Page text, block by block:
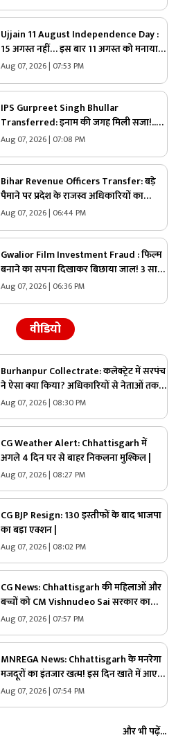
Ujjain 11 August Independence Day :
15 अगस्त नहीं… इस बार 11 अगस्त को मनाया
जाएगा स्वतंत्रता दिवस! यहाँ निभाई जा रही 79
Aug 07, 2026 | 07:53 PM
IPS Gurpreet Singh Bhullar
Transferred: इनाम की जगह मिली सजा!..
जंतर-मंतर पर आतंकी साजिश का खुलासा करने
भी जारी
Aug 07, 2026 | 07:08 PM
Bihar Revenue Officers Transfer: बड़े
पैमाने पर प्रदेश के राजस्व अधिकारियों का
तबादला.. सरकार ने जारी की आदेश के साथ पूरी
Aug 07, 2026 | 06:44 PM
Gwalior Film Investment Fraud : फिल्म
बनाने का सपना दिखाकर बिछाया जाल! 3 साल
बाद खुलने लगी परत-दर-परत कहानी, सच्चाई
Aug 07, 2026 | 06:36 PM
वीडियो
Burhanpur Collectrate: कलेक्ट्रेट में सरपंच
ने ऐसा क्या किया? अधिकारियों से नेताओं तक
तहलका |
Aug 07, 2026 | 08:30 PM
CG Weather Alert: Chhattisgarh में
अगले 4 दिन घर से बाहर निकलना मुश्किल |
Aug 07, 2026 | 08:27 PM
CG BJP Resign: 130 इस्तीफों के बाद भाजपा
का बड़ा एक्शन |
Aug 07, 2026 | 08:02 PM
CG News: Chhattisgarh की महिलाओं और
बच्चों को CM Vishnudeo Sai सरकार का
तोहफा |
Aug 07, 2026 | 07:57 PM
MNREGA News: Chhattisgarh के मनरेगा
मजदूरों का इंतजार खत्म! इस दिन खाते में आएगी
राशि |
Aug 07, 2026 | 07:54 PM
और भी पढ़ें...